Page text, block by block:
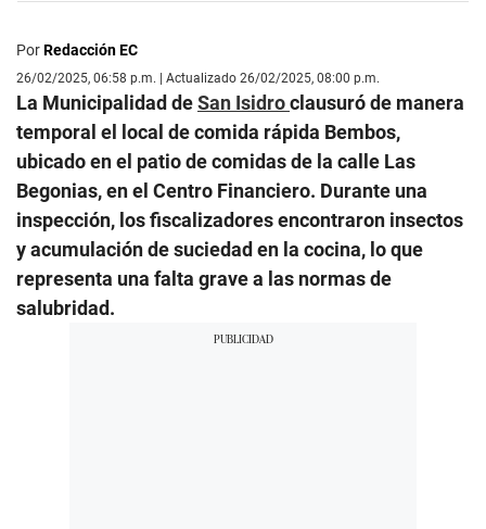
PorRedacción EC
26/02/2025, 06:58 p.m. | Actualizado 26/02/2025, 08:00 p.m.
La Municipalidad deSan Isidroclausuró de manera
temporal el local de comida rápida Bembos,
ubicado en el patio de comidas de la calle Las
Begonias, en el Centro Financiero. Durante una
inspección, los fiscalizadores encontraron insectos
y acumulación de suciedad en la cocina, lo que
representa una falta grave a las normas de
salubridad.